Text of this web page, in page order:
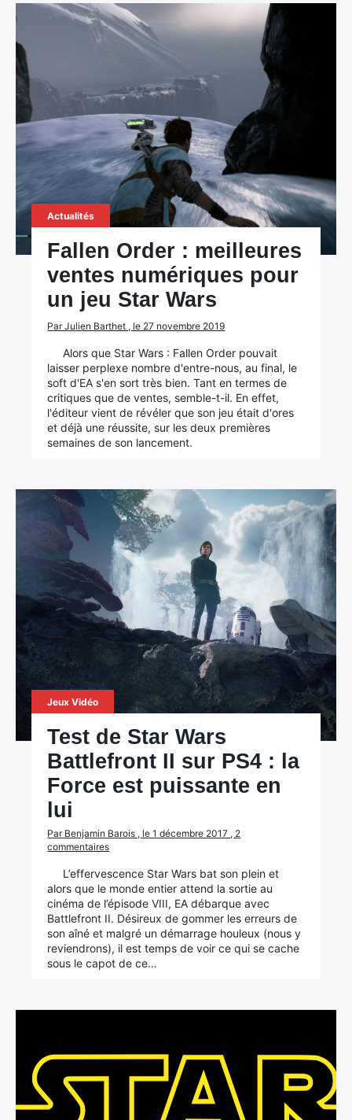
Actualités
Fallen Order : meilleures
ventes numériques pour
un jeu Star Wars
Par Julien Barthet , le 27 novembre 2019
Alors que Star Wars : Fallen Order pouvait
laisser perplexe nombre d'entre-nous, au final, le
soft d'EA s'en sort très bien. Tant en termes de
critiques que de ventes, semble-t-il. En effet,
l'éditeur vient de révéler que son jeu était d'ores
et déjà une réussite, sur les deux premières
semaines de son lancement.
Jeux Vidéo
Test de Star Wars
Battlefront II sur PS4 : la
Force est puissante en
lui
Par Benjamin Barois , le 1 décembre 2017 , 2
commentaires
L’effervescence Star Wars bat son plein et
alors que le monde entier attend la sortie au
cinéma de l’épisode VIII, EA débarque avec
Battlefront II. Désireux de gommer les erreurs de
son aîné et malgré un démarrage houleux (nous y
reviendrons), il est temps de voir ce qui se cache
sous le capot de ce…
Rechercher